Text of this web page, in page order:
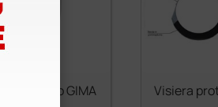
protettivo GIMA Visiera